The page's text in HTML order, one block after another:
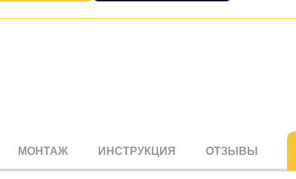
МОНТАЖ ИНСТРУКЦИЯ ОТЗЫВЫ